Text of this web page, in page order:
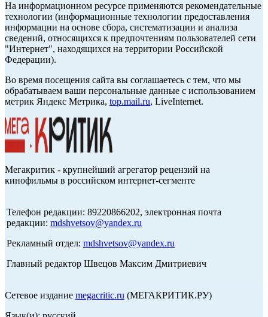
На информационном ресурсе применяются рекомендательные
технологии (информационные технологии предоставления
информации на основе сбора, систематизации и анализа
сведений, относящихся к предпочтениям пользователей сети
"Интернет", находящихся на территории Российской
Федерации).
Во время посещения сайта вы соглашаетесь с тем, что мы
обрабатываем ваши персональные данные с использованием
метрик Яндекс Метрика, top.mail.ru, LiveInternet.
Мегакритик - крупнейший агрегатор рецензий на
кинофильмы в российском интернет-сегменте
Телефон редакции: 89220866202, электронная почта
редакции: mdshvetsov@yandex.ru
Рекламный отдел: mdshvetsov@yandex.ru
Главный редактор Швецов Максим Дмитриевич
Сетевое издание megacritic.ru (МЕГАКРИТИК.РУ)